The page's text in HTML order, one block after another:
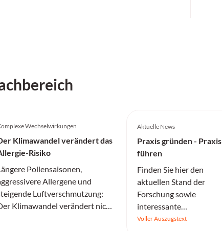
Wechselwirkungen
Klimawandel verändert das
Risiko
Pollensaisonen,
Allergene und
Luftverschmutzung:
Klimawandel verändert nicht
Aktuelle News
Praxis gründen - Praxis
führen
Finden Sie hier den
aktuellen Stand der
Forschung sowie
interessante
Informationen.
Voller Auszugstext